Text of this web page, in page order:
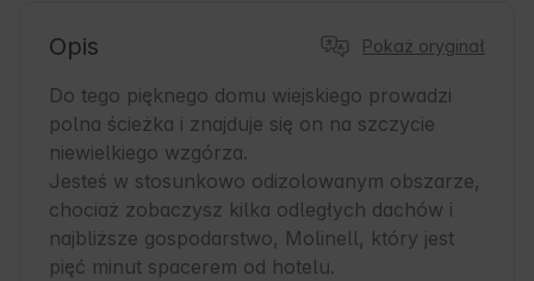
Opis Pokaż oryginał
Do tego pięknego domu wiejskiego prowadzi
polna ścieżka i znajduje się on na szczycie
niewielkiego wzgórza.
Jesteś w stosunkowo odizolowanym obszarze,
chociaż zobaczysz kilka odległych dachów i
najbliższe gospodarstwo, Molinell, który jest
pięć minut spacerem od hotelu.